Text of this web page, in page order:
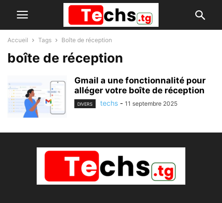
Accueil Tags Boîte de réception
boîte de réception
Gmail a une fonctionnalité pour
alléger votre boîte de réception
DIVERS techs - 11 septembre 2025